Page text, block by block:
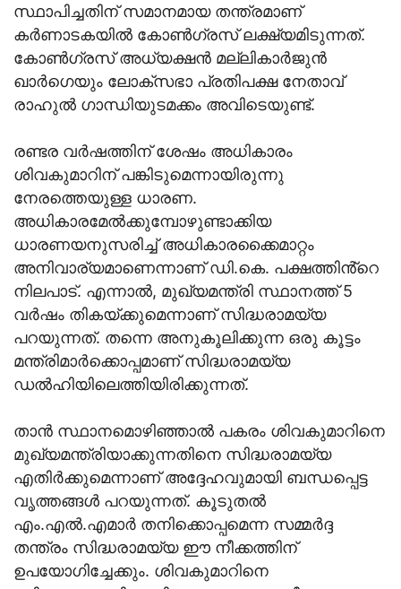
സ്ഥാപിച്ചതിന് സമാനമായ തന്ത്രമാണ്
കർണാടകയിൽ കോൺഗ്രസ് ലക്ഷ്യമിടുന്നത്.
കോൺഗ്രസ് അധ്യക്ഷൻ മല്ലികാർജുൻ
ഖാർഗെയും ലോക്‌സഭാ പ്രതിപക്ഷ നേതാവ്
രാഹുൽ ഗാന്ധിയുടമക്കം അവിടെയുണ്ട്.
രണ്ടര വർഷത്തിന് ശേഷം അധികാരം
ശിവകുമാറിന് പങ്കിടുമെന്നായിരുന്നു
നേരത്തെയുള്ള ധാരണ.
അധികാരമേൽക്കുമ്പോഴുണ്ടാക്കിയ
ധാരണയനുസരിച്ച് അധികാരക്കൈമാറ്റം
അനിവാര്യമാണെന്നാണ് ഡി.കെ. പക്ഷത്തിൻ്റെ
നിലപാട്. എന്നാൽ, മുഖ്യമന്ത്രി സ്ഥാനത്ത് 5
വർഷം തികയ്ക്കുമെന്നാണ് സിദ്ധരാമയ്യ
പറയുന്നത്. തന്നെ അനുകൂലിക്കുന്ന ഒരു കൂട്ടം
മന്ത്രിമാർക്കൊപ്പമാണ് സിദ്ധരാമയ്യ
ഡൽഹിയിലെത്തിയിരിക്കുന്നത്.
താൻ സ്ഥാനമൊഴിഞ്ഞാൽ പകരം ശിവകുമാറിനെ
മുഖ്യമന്ത്രിയാക്കുന്നതിനെ സിദ്ധരാമയ്യ
എതിർക്കുമെന്നാണ് അദ്ദേഹവുമായി ബന്ധപ്പെട്ട
വൃത്തങ്ങൾ പറയുന്നത്. കൂടുതൽ
എം.എൽ.എമാർ തനിക്കൊപ്പമെന്ന സമ്മർദ്ദ
തന്ത്രം സിദ്ധരാമയ്യ ഈ നീക്കത്തിന്
ഉപയോഗിച്ചേക്കും. ശിവകുമാറിനെ